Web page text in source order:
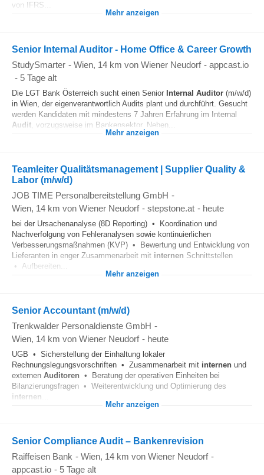
von IFRS...
Mehr anzeigen
Senior Internal Auditor - Home Office & Career Growth
StudySmarter - Wien, 14 km von Wiener Neudorf - appcast.io
- 5 Tage alt
Die LGT Bank Österreich sucht einen Senior Internal Auditor (m/w/d)
in Wien, der eigenverantwortlich Audits plant und durchführt. Gesucht
werden Kandidaten mit mindestens 7 Jahren Erfahrung im Internal
Audit , vorzugsweise im Bankensektor. Neben...
Mehr anzeigen
Teamleiter Qualitätsmanagement | Supplier Quality &
Labor (m/w/d)
JOB TIME Personalbereitstellung GmbH -
Wien, 14 km von Wiener Neudorf - stepstone.at - heute
bei der Ursachenanalyse (8D Reporting) • Koordination und
Nachverfolgung von Fehleranalysen sowie kontinuierlichen
Verbesserungsmaßnahmen (KVP) • Bewertung und Entwicklung von
Lieferanten in enger Zusammenarbeit mit internen Schnittstellen
• Aufbereiten...
Mehr anzeigen
Senior Accountant (m/w/d)
Trenkwalder Personaldienste GmbH -
Wien, 14 km von Wiener Neudorf - heute
UGB • Sicherstellung der Einhaltung lokaler
Rechnungslegungsvorschriften • Zusammenarbeit mit internen und
externen Auditoren • Beratung der operativen Einheiten bei
Bilanzierungsfragen • Weiterentwicklung und Optimierung des
internen
Mehr anzeigen
Senior Compliance Audit – Bankenrevision
Raiffeisen Bank - Wien, 14 km von Wiener Neudorf -
appcast.io - 5 Tage alt